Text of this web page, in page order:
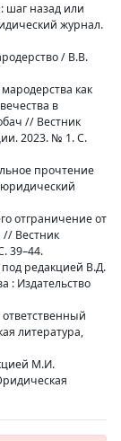
шаг назад или
журнал.
/ В.В.
как
в
// Вестник
2023. № 1. С.
прочтение
отграничение от
Вестник
39–44.
под редакцией В.Д.
: Издательство
литература,
М.И.